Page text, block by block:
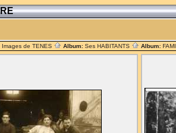
Images de TENES Album: Ses HABITANTS Album: